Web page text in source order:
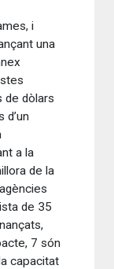
i
una
de dòlars
a la
de la
de 35
7 són
capacitat